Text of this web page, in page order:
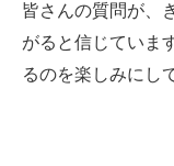
皆さんの質問が、
がると信じていま
るのを楽しみにし